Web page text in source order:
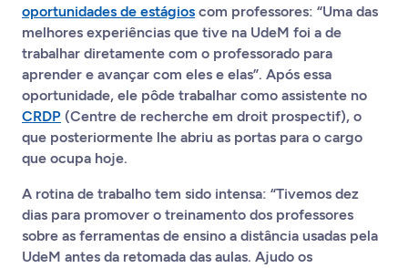
oportunidades de estágios com professores: “Uma das
melhores experiências que tive na UdeM foi a de
trabalhar diretamente com o professorado para
aprender e avançar com eles e elas”. Após essa
oportunidade, ele pôde trabalhar como assistente no
CRDP (Centre de recherche em droit prospectif), o
que posteriormente lhe abriu as portas para o cargo
que ocupa hoje.
A rotina de trabalho tem sido intensa: “Tivemos dez
dias para promover o treinamento dos professores
sobre as ferramentas de ensino a distância usadas pela
UdeM antes da retomada das aulas. Ajudo os